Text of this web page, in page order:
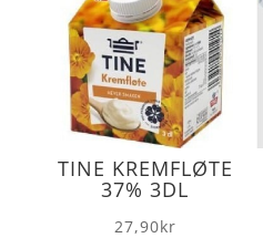
TINE KREMFLØTE
37% 3DL
27,90kr